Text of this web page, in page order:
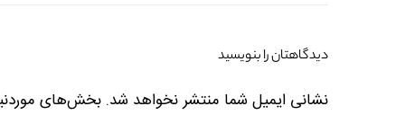
دیدگاهتان را بنویسید
نشانی ایمیل شما منتشر نخواهد شد. بخش‌های